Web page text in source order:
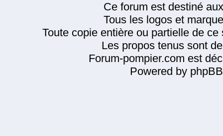
Ce forum est destiné
Tous les logos et
Toute copie entière ou partielle de
Les propos tenus sont
Forum-pompier.com est
Powered by